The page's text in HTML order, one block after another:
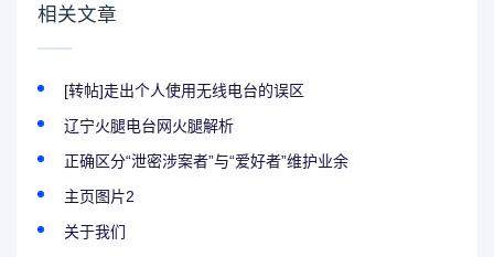
相关文章
[转帖]走出个人使用无线电台的误区
辽宁火腿电台网火腿解析
正确区分“泄密涉案者”与“爱好者”维护业余
主页图片2
关于我们